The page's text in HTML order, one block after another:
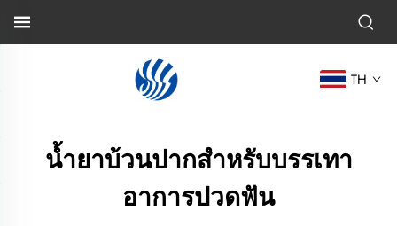
TH
น้ำยาบ้วนปากสำหรับบรรเทา
อาการปวดฟัน